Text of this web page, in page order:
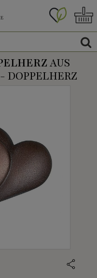
AUS
DOPPELHERZ